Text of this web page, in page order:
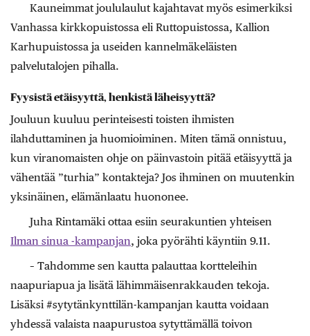
Kauneimmat joululaulut kajahtavat myös esimerkiksi
Vanhassa kirkkopuistossa eli Ruttopuistossa, Kallion
Karhupuistossa ja useiden kannelmäkeläisten
palvelutalojen pihalla.
Fyysistä etäisyyttä, henkistä läheisyyttä?
Jouluun kuuluu ­perinteisesti toisten ihmisten
ilahduttaminen ja huomioiminen. Miten tämä onnistuu,
kun viranomaisten ohje on päinvastoin pitää etäisyyttä ja
vähentää ”turhia” kontakteja? Jos ihminen on muutenkin
yksinäinen, elämänlaatu huononee.
Juha Rintamäki ottaa esiin seurakuntien yhteisen
Ilman sinua -kampanjan, joka pyörähti käyntiin 9.11.
– Tahdomme sen kautta palauttaa kortteleihin
naapuriapua ja lisätä lähimmäisenrakkauden tekoja.
Lisäksi #sytytänkynttilän-kampanjan kautta voidaan
yhdessä valaista naapurustoa sytyttämällä toivon